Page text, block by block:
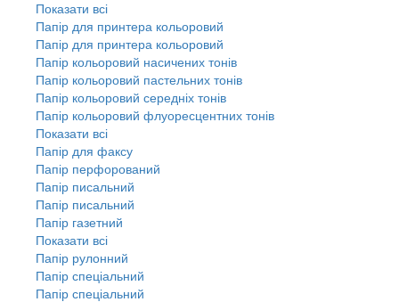
Показати всі
Папір для принтера кольоровий
Папір для принтера кольоровий
Папір кольоровий насичених тонів
Папір кольоровий пастельних тонів
Папір кольоровий середніх тонів
Папір кольоровий флуоресцентних тонів
Показати всі
Папір для факсу
Папір перфорований
Папір писальний
Папір писальний
Папір газетний
Показати всі
Папір рулонний
Папір спеціальний
Папір спеціальний